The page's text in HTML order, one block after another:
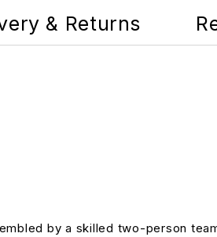
& Returns
by a skilled two-person